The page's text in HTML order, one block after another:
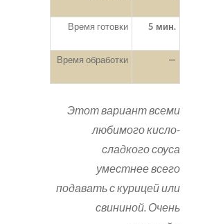
Время готовки 5 мин.
Время обработки —
Этот вариант всеми
любимого кисло-
сладкого соуса
уместнее всего
подавать с курицей или
свининой. Очень